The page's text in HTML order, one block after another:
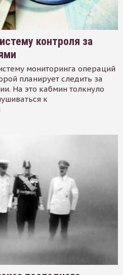
контроля за
мониторинга операций
планирует следить за
На это кабмин толкнуло
к